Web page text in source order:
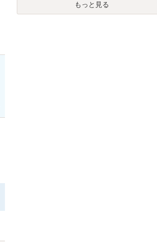
もっと見る